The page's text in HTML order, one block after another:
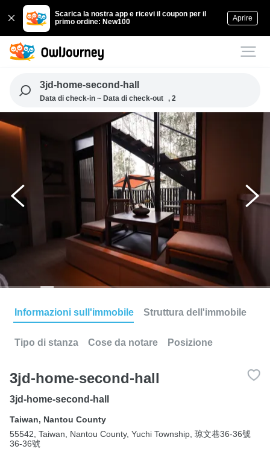
Scarica la nostra app e ricevi il coupon per il
primo ordine: New100
Aprire
3jd-home-second-hall
Data di check-in ~ Data di check-out , 2
Informazioni sull'immobile Struttura dell'immobile
Tipo di stanza Cose da notare Posizione
3jd-home-second-hall
3jd-home-second-hall
Taiwan, Nantou County
55542, Taiwan, Nantou County, Yuchi Township, 琼文巷36-36號
36-36號